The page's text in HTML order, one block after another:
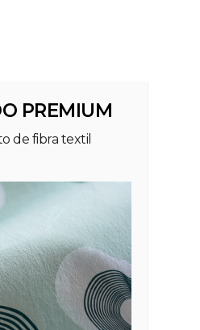
PREMIUM
de fibra textil